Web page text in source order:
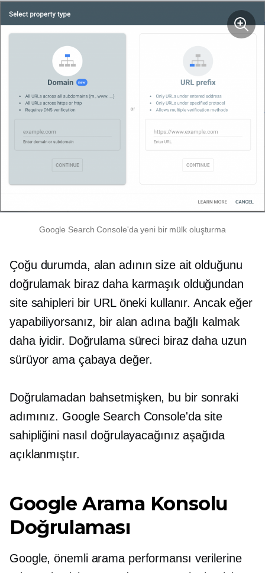
Google Search Console'da yeni bir mülk oluşturma
Çoğu durumda, alan adının size ait olduğunu
doğrulamak biraz daha karmaşık olduğundan
site sahipleri bir URL öneki kullanır. Ancak eğer
yapabiliyorsanız, bir alan adına bağlı kalmak
daha iyidir. Doğrulama süreci biraz daha uzun
sürüyor ama çabaya değer.
Doğrulamadan bahsetmişken, bu bir sonraki
adımınız. Google Search Console'da site
sahipliğini nasıl doğrulayacağınız aşağıda
açıklanmıştır.
Google Arama Konsolu
Doğrulaması
Google, önemli arama performansı verilerine